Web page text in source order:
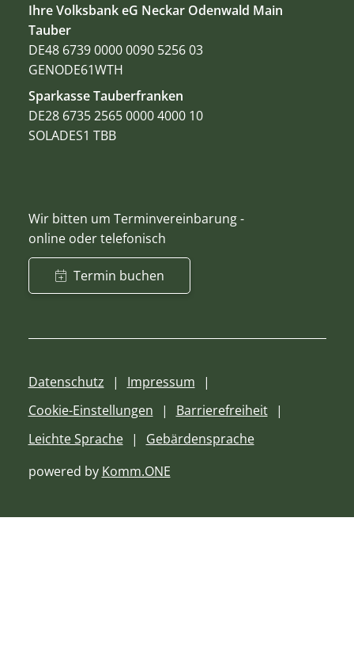
Ihre Volksbank eG Neckar Odenwald Main
Tauber
DE48 6739 0000 0090 5256 03
GENODE61WTH
Sparkasse Tauberfranken
DE28 6735 2565 0000 4000 10
SOLADES1 TBB
Wir bitten um Terminvereinbarung -
online oder telefonisch
Termin buchen
Datenschutz
Impressum
Cookie-Einstellungen
Barrierefreiheit
Leichte Sprache
Gebärdensprache
powered by Komm.ONE